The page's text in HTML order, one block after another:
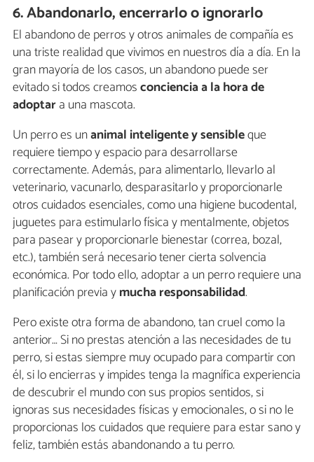
6. Abandonarlo, encerrarlo o ignorarlo
El abandono de perros y otros animales de compañía es
una triste realidad que vivimos en nuestros día a día. En la
gran mayoría de los casos, un abandono puede ser
evitado si todos creamosconciencia a la hora de
adoptara una mascota.
Un perro es unanimal inteligente y sensibleque
requiere tiempo y espacio para desarrollarse
correctamente. Además, para alimentarlo, llevarlo al
veterinario, vacunarlo, desparasitarlo y proporcionarle
otros cuidados esenciales, como una higiene bucodental,
juguetes para estimularlo física y mentalmente, objetos
para pasear y proporcionarle bienestar (correa, bozal,
etc.), también será necesario tener cierta solvencia
económica. Por todo ello, adoptar a un perro requiere una
planificación previa ymucha responsabilidad.
Pero existe otra forma de abandono, tan cruel como la
anterior… Si no prestas atención a las necesidades de tu
perro, si estas siempre muy ocupado para compartir con
él, si lo encierras y impides tenga la magnífica experiencia
de descubrir el mundo con sus propios sentidos, si
ignoras sus necesidades físicas y emocionales, o si no le
proporcionas los cuidados que requiere para estar sano y
feliz, también estás abandonando a tu perro.